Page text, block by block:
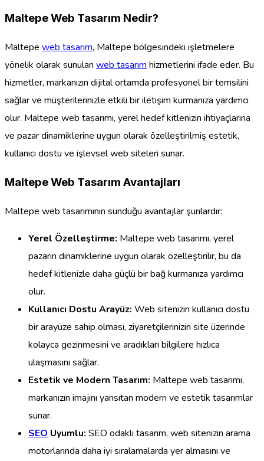
Maltepe Web Tasarım Nedir?
Maltepe web tasarım, Maltepe bölgesindeki işletmelere
yönelik olarak sunulan web tasarım hizmetlerini ifade eder. Bu
hizmetler, markanızın dijital ortamda profesyonel bir temsilini
sağlar ve müşterilerinizle etkili bir iletişim kurmanıza yardımcı
olur. Maltepe web tasarımı, yerel hedef kitlenizin ihtiyaçlarına
ve pazar dinamiklerine uygun olarak özelleştirilmiş estetik,
kullanıcı dostu ve işlevsel web siteleri sunar.
Maltepe Web Tasarım Avantajları
Maltepe web tasarımının sunduğu avantajlar şunlardır:
Yerel Özelleştirme: Maltepe web tasarımı, yerel
pazarın dinamiklerine uygun olarak özelleştirilir, bu da
hedef kitlenizle daha güçlü bir bağ kurmanıza yardımcı
olur.
Kullanıcı Dostu Arayüz: Web sitenizin kullanıcı dostu
bir arayüze sahip olması, ziyaretçilerinizin site üzerinde
kolayca gezinmesini ve aradıkları bilgilere hızlıca
ulaşmasını sağlar.
Estetik ve Modern Tasarım: Maltepe web tasarımı,
markanızın imajını yansıtan modern ve estetik tasarımlar
sunar.
SEO Uyumlu: SEO odaklı tasarım, web sitenizin arama
motorlarında daha iyi sıralamalarda yer almasını ve